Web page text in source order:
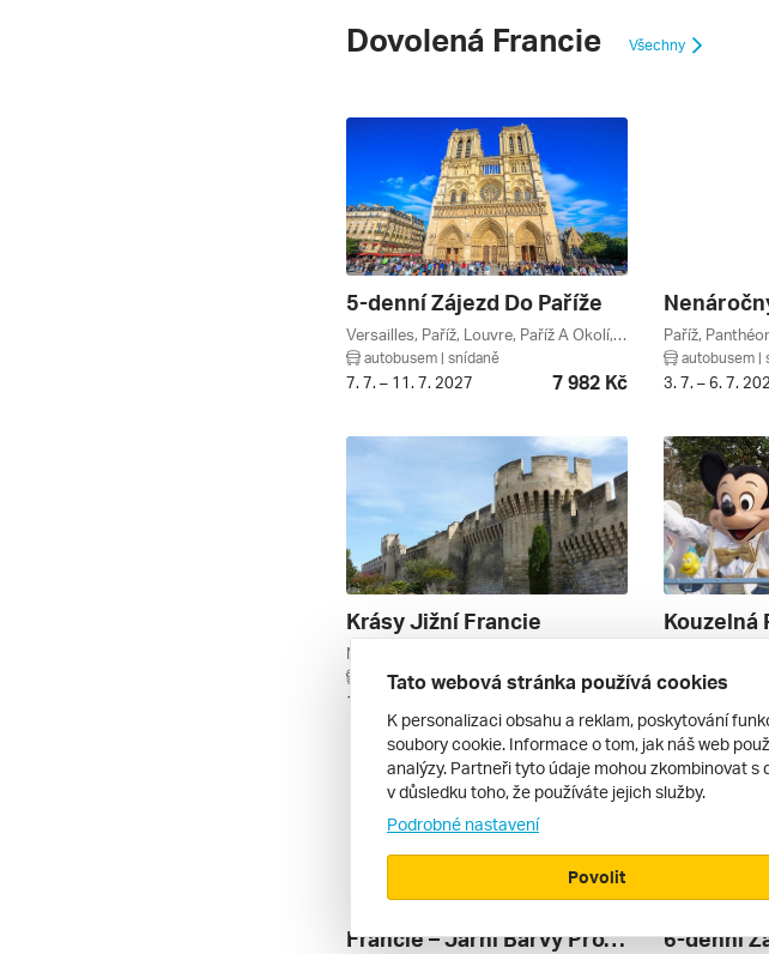
Dovolená Francie Všechny
5-denní Zájezd Do Paříže
Versailles, Paříž, Louvre, Paříž A Okolí, Francie
autobusem | snídaně
7. 7. – 11. 7. 2027 7 982 Kč
autobusem |
3. 7. – 6. 7.
Krásy Jižní Francie
autobusem | snídaně
11. 8. – 16. 8. 2026 8 000 Kč
autobusem |
Francie – Jarní Barvy Provence
Tato webová stránka používá cookies
K personalizaci obsahu a reklam, poskytování
soubory cookie. Informace o tom, jak náš web
analýzy. Partneři tyto údaje mohou zkombinovat
v důsledku toho, že používáte jejich služby.
Podrobné nastavení
Povolit